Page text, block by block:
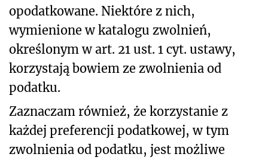
opodatkowane. Niektóre z nich,
wymienione w katalogu zwolnień,
określonym w art. 21 ust. 1 cyt. ustawy,
korzystają bowiem ze zwolnienia od
podatku.
Zaznaczam również, że korzystanie z
każdej preferencji podatkowej, w tym
zwolnienia od podatku, jest możliwe